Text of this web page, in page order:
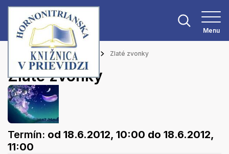
Menu
Hlavná stránka Podujatia Zlaté zvonky
Zlaté zvonky
Termín: od 18.6.2012, 10:00 do 18.6.2012,
11:00